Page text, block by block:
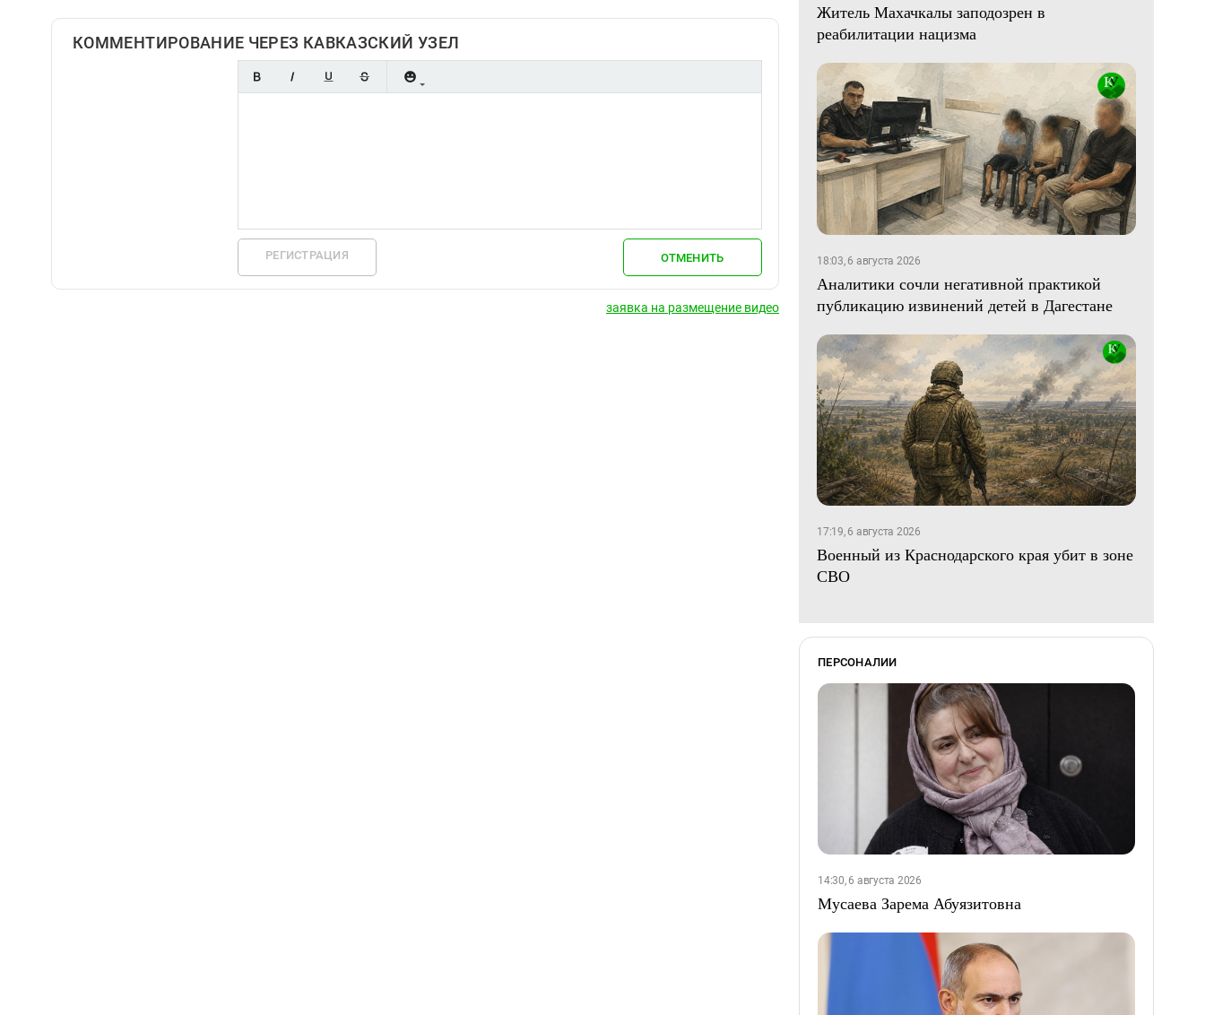
КОММЕНТИРОВАНИЕ ЧЕРЕЗ КАВКАЗСКИЙ УЗЕЛ
РЕГИСТРАЦИЯ ОТМЕНИТЬ
заявка на размещение видео
Житель Махачкалы заподозрен в
реабилитации нацизма
18:03, 6 августа 2026
Аналитики сочли негативной практикой
публикацию извинений детей в Дагестане
17:19, 6 августа 2026
Военный из Краснодарского края убит в зоне
СВО
ПЕРСОНАЛИИ
14:30, 6 августа 2026
Мусаева Зарема Абуязитовна